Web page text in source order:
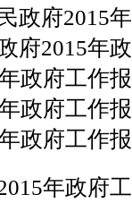
政府2015
府2015年
政府工作
政府工作
政府工作
年政府